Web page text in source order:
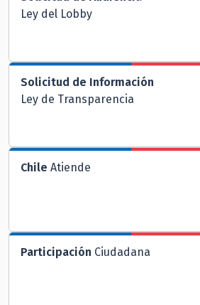
Ley del Lobby
Solicitud de Información
Ley de Transparencia
Chile Atiende
Participación Ciudadana